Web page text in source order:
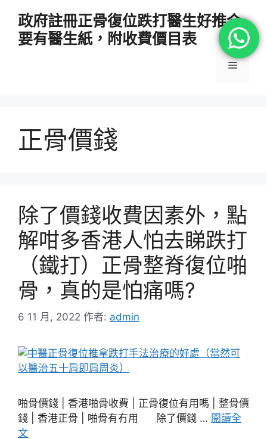
政府註冊正骨復位跌打醫生好推介
要有醫生紙，附收費價目表
選
正骨價錢
除了價錢收費因素外，點
解咁多香港人怕去睇跌打
（鐵打）正骨整脊復位啪
骨，真的是怕痛嗎?
6 11 月, 2022 作者: admin
啪骨價錢 | 香港啪骨收費 | 正骨復位有用嗎 | 整骨價
錢 | 香港正骨 | 啪骨有冇用 除了價錢 … 閱讀全
文